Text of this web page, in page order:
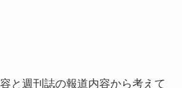
と週刊誌の報道内容から考えて